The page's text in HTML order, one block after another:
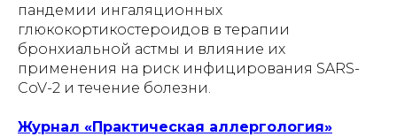
пандемии ингаляционных
глюкокортикостероидов в терапии
бронхиальной астмы и влияние их
применения на риск инфицирования SARS-
CoV-2 и течение болезни.
Журнал «Практическая аллергология»